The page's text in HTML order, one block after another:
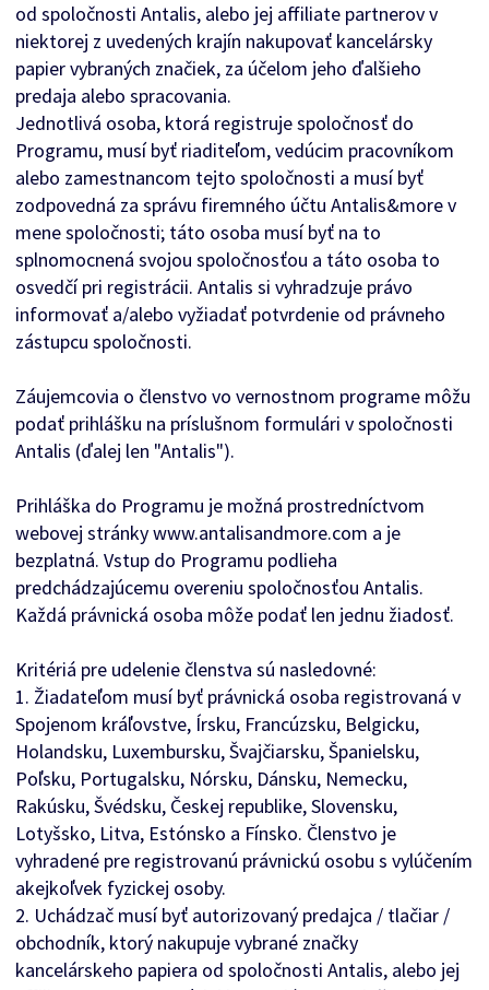
od spoločnosti Antalis, alebo jej affiliate partnerov v
niektorej z uvedených krajín nakupovať kancelársky
papier vybraných značiek, za účelom jeho ďalšieho
predaja alebo spracovania.
Jednotlivá osoba, ktorá registruje spoločnosť do
Programu, musí byť riaditeľom, vedúcim pracovníkom
alebo zamestnancom tejto spoločnosti a musí byť
zodpovedná za správu firemného účtu Antalis&more v
mene spoločnosti; táto osoba musí byť na to
splnomocnená svojou spoločnosťou a táto osoba to
osvedčí pri registrácii. Antalis si vyhradzuje právo
informovať a/alebo vyžiadať potvrdenie od právneho
zástupcu spoločnosti.
Záujemcovia o členstvo vo vernostnom programe môžu
podať prihlášku na príslušnom formulári v spoločnosti
Antalis (ďalej len "Antalis").
Prihláška do Programu je možná prostredníctvom
webovej stránky www.antalisandmore.com a je
bezplatná. Vstup do Programu podlieha
predchádzajúcemu overeniu spoločnosťou Antalis.
Každá právnická osoba môže podať len jednu žiadosť.
Kritériá pre udelenie členstva sú nasledovné:
1. Žiadateľom musí byť právnická osoba registrovaná v
Spojenom kráľovstve, Írsku, Francúzsku, Belgicku,
Holandsku, Luxembursku, Švajčiarsku, Španielsku,
Poľsku, Portugalsku, Nórsku, Dánsku, Nemecku,
Rakúsku, Švédsku, Českej republike, Slovensku,
Lotyšsko, Litva, Estónsko a Fínsko. Členstvo je
vyhradené pre registrovanú právnickú osobu s vylúčením
akejkoľvek fyzickej osoby.
2. Uchádzač musí byť autorizovaný predajca / tlačiar /
obchodník, ktorý nakupuje vybrané značky
kancelárskeho papiera od spoločnosti Antalis, alebo jej